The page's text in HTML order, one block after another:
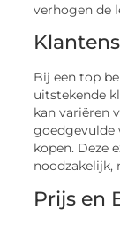
verhogen de
Bij een top
uitstekende
kan variëren
goedgevulde
kopen. Deze
noodzakelijk,
Prijs en